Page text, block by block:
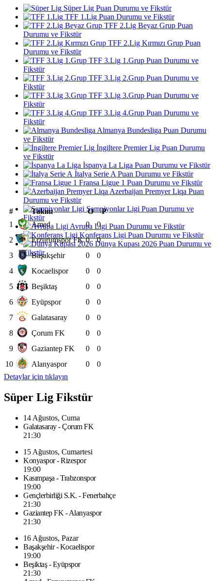
Süper Lig Puan Durumu ve Fikstür
TFF 1.Lig Puan Durumu ve Fikstür
TFF 2.Lig Beyaz Grup Puan
Durumu ve Fikstür
TFF 2.Lig Kırmızı Grup Puan
Durumu ve Fikstür
TFF 3.Lig 1.Grup Puan Durumu ve
Fikstür
TFF 3.Lig 2.Grup Puan Durumu ve
Fikstür
TFF 3.Lig 3.Grup Puan Durumu ve
Fikstür
TFF 3.Lig 4.Grup Puan Durumu ve
Fikstür
Almanya Bundesliga Puan Durumu
ve Fikstür
İngiltere Premier Lig Puan Durumu
ve Fikstür
İspanya La Liga Puan Durumu ve Fikstür
İtalya Serie A Puan Durumu ve Fikstür
Fransa Ligue 1 Puan Durumu ve Fikstür
Azerbaijan Premyer Liqa Puan
Durumu ve Fikstür
Şampiyonlar Ligi Puan Durumu ve
Fikstür
Avrupa Ligi Puan Durumu ve Fikstür
Konferans Ligi Puan Durumu ve Fikstür
Dünya Kupası 2026 Puan Durumu ve
Fikstür
# Takım O
P
1
Amed 0
0
2
Erzurumspor FK 0
0
3
Başakşehir 0
0
4
Kocaelispor 0
0
5
Beşiktaş 0
0
6
Eyüpspor 0
0
7
Galatasaray 0
0
8
Çorum FK 0
0
9
Gaziantep FK 0
0
10
Alanyaspor 0
0
Detaylar için tıklayın
Süper Lig Fikstür
14 Ağustos, Cuma
Galatasaray - Çorum FK
21:30
15 Ağustos, Cumartesi
Konyaspor - Rizespor
19:00
Kasımpaşa - Trabzonspor
19:00
Gençlerbirliği S.K. - Fenerbahçe
21:30
Gaziantep FK - Alanyaspor
21:30
16 Ağustos, Pazar
Başakşehir - Kocaelispor
19:00
Beşiktaş - Eyüpspor
21:30